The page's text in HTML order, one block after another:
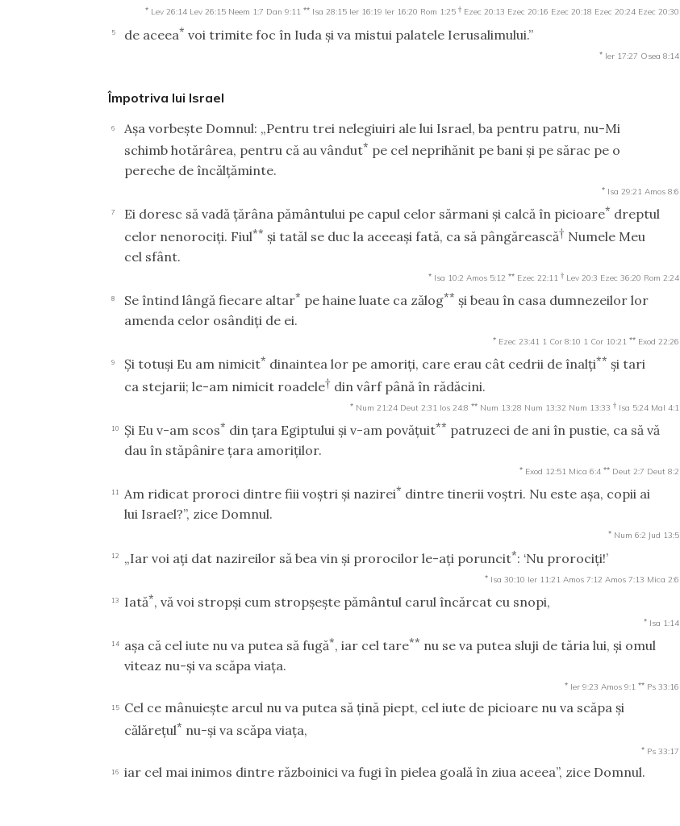
* Lev 26:14 Lev 26:15 Neem 1:7 Dan 9:11 ** Isa 28:15 Ier 16:19 Ier 16:20 Rom 1:25 † Ezec 20:13 Ezec 20:16 Ezec 20:18 Ezec 20:24 Ezec 20:30
5 de aceea* voi trimite foc în Iuda şi va mistui palatele Ierusalimului.”
* Ier 17:27 Osea 8:14
Împotriva lui Israel
6
Aşa vorbeşte Domnul: „Pentru trei nelegiuiri ale lui Israel, ba pentru patru, nu-Mi
schimb hotărârea, pentru că au vândut* pe cel neprihănit pe bani şi pe sărac pe o
pereche de încălţăminte.
* Isa 29:21 Amos 8:6
7 Ei doresc să vadă ţărâna pământului pe capul celor sărmani şi calcă în picioare* dreptul
celor nenorociţi. Fiul** şi tatăl se duc la aceeaşi fată, ca să pângărească† Numele Meu
cel sfânt.
* Isa 10:2 Amos 5:12 ** Ezec 22:11 † Lev 20:3 Ezec 36:20 Rom 2:24
8 Se întind lângă fiecare altar* pe haine luate ca zălog** şi beau în casa dumnezeilor lor
amenda celor osândiţi de ei.
* Ezec 23:41 1 Cor 8:10 1 Cor 10:21 ** Exod 22:26
9 Şi totuşi Eu am nimicit* dinaintea lor pe amoriţi, care erau cât cedrii de înalţi** şi tari
ca stejarii; le-am nimicit roadele† din vârf până în rădăcini.
* Num 21:24 Deut 2:31 Ios 24:8 ** Num 13:28 Num 13:32 Num 13:33 † Isa 5:24 Mal 4:1
10 Şi Eu v-am scos* din ţara Egiptului şi v-am povăţuit** patruzeci de ani în pustie, ca să vă
dau în stăpânire ţara amoriţilor.
* Exod 12:51 Mica 6:4 ** Deut 2:7 Deut 8:2
11 Am ridicat proroci dintre fiii voştri şi nazirei* dintre tinerii voştri. Nu este aşa, copii ai
lui Israel?”, zice Domnul.
* Num 6:2 Jud 13:5
12 „Iar voi aţi dat nazireilor să bea vin şi prorocilor le-aţi poruncit*: ‘Nu prorociţi!’
* Isa 30:10 Ier 11:21 Amos 7:12 Amos 7:13 Mica 2:6
13 Iată*, vă voi stropşi cum stropşeşte pământul carul încărcat cu snopi,
* Isa 1:14
14 aşa că cel iute nu va putea să fugă*, iar cel tare** nu se va putea sluji de tăria lui, şi omul
viteaz nu-şi va scăpa viaţa.
* Ier 9:23 Amos 9:1 ** Ps 33:16
15
Cel ce mânuieşte arcul nu va putea să ţină piept, cel iute de picioare nu va scăpa şi
călăreţul* nu-şi va scăpa viaţa,
* Ps 33:17
16 iar cel mai inimos dintre războinici va fugi în pielea goală în ziua aceea”, zice Domnul.